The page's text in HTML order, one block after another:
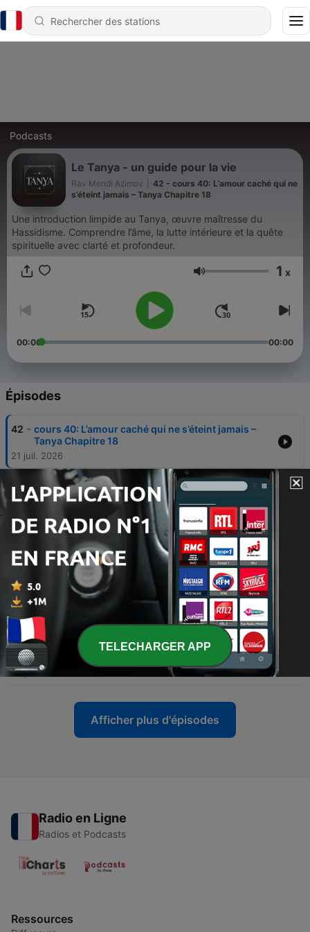
Podcasts
Le Tanya - un guide pour la vie
Rav Mendi Azimov
42 - cours 40: L’amour caché qui ne
s’éteint jamais – Tanya Chapitre 18
Une introduction limpide au Tanya, œuvre maîtresse du
Hassidisme. Comprendre l’âme, la lutte intérieure et la quête
spirituelle avec clarté et profondeur.
Volume 1 x
00:00 00:00
Épisodes
42 - cours 40: L’amour caché qui ne s’éteint jamais –
Tanya Chapitre 18
21 juil. 2026
41
cours 39: À ta portée : le pouvoir de l’âme – Tanya
Chapitre 17
40 - cours 38: Quand le cœur reste silencieux – Tanya
16 (2/2)
07 juil. 2026
39 - cours 37: Quand l’esprit guide le cœur – Tanya 16
(1/2)
07 juil. 2026
38 - cours 36: Sortir de ses habitudes : le vrai service
de D.ieu – Tanya Chapitre 15
23 juin 2026
Afficher plus d'épisodes
Radio en Ligne
Radios et Podcasts
Ressources
TELECHARGER APP